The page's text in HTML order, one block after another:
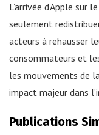
L’arrivée d’Apple sur
seulement
acteurs à rehausser
consommateurs et
les mouvements de
impact majeur dans
Publications